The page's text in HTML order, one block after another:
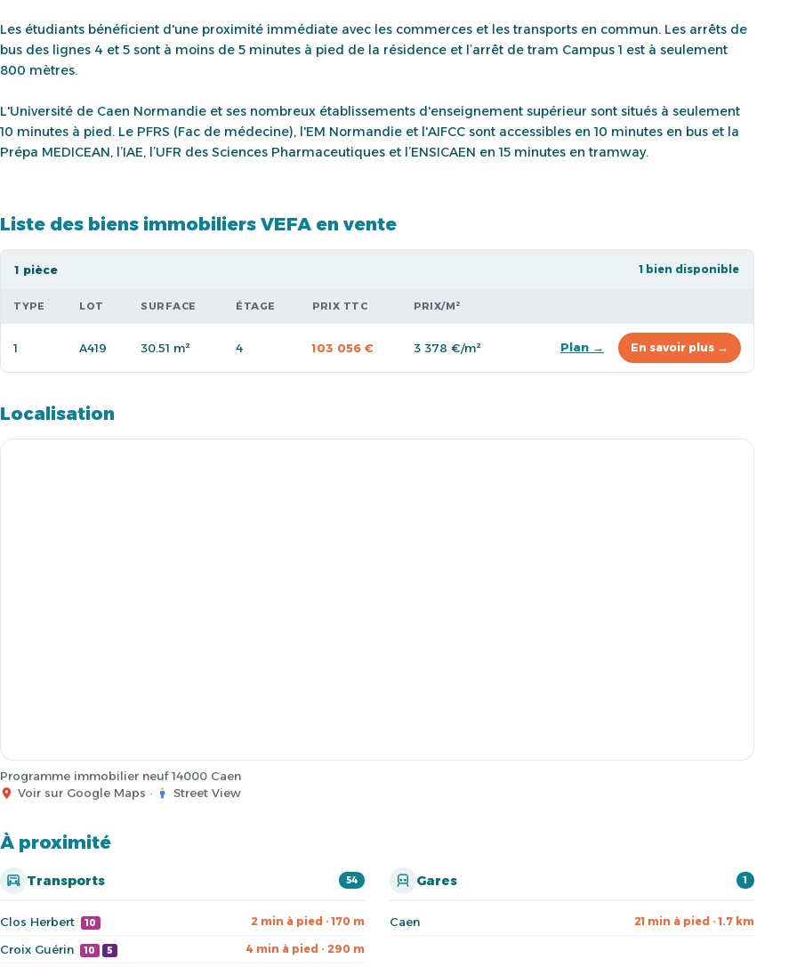
Les étudiants bénéficient d'une proximité immédiate avec les commerces et les transports en commun. Les arrêts de
bus des lignes 4 et 5 sont à moins de 5 minutes à pied de la résidence et l’arrêt de tram Campus 1 est à seulement
800 mètres.
L'Université de Caen Normandie et ses nombreux établissements d'enseignement supérieur sont situés à seulement
10 minutes à pied. Le PFRS (Fac de médecine), l'EM Normandie et l'AIFCC sont accessibles en 10 minutes en bus et la
Prépa MEDICEAN, l’IAE, l’UFR des Sciences Pharmaceutiques et l’ENSICAEN en 15 minutes en tramway.
Liste des biens immobiliers VEFA en vente
1 pièce 1 bien disponible
TYPE LOT SURFACE ÉTAGE PRIX TTC PRIX/M²
1 A419 30.51 m² 4 103 056 € 3 378 €/m² Plan → En savoir plus →
Localisation
Programme immobilier neuf 14000 Caen
Voir sur Google Maps · Street View
À proximité
Transports 54
Clos Herbert 10 2 min à pied · 170 m
Croix Guérin 10 5 4 min à pied · 290 m
Gares 1
Caen 21 min à pied · 1.7 km